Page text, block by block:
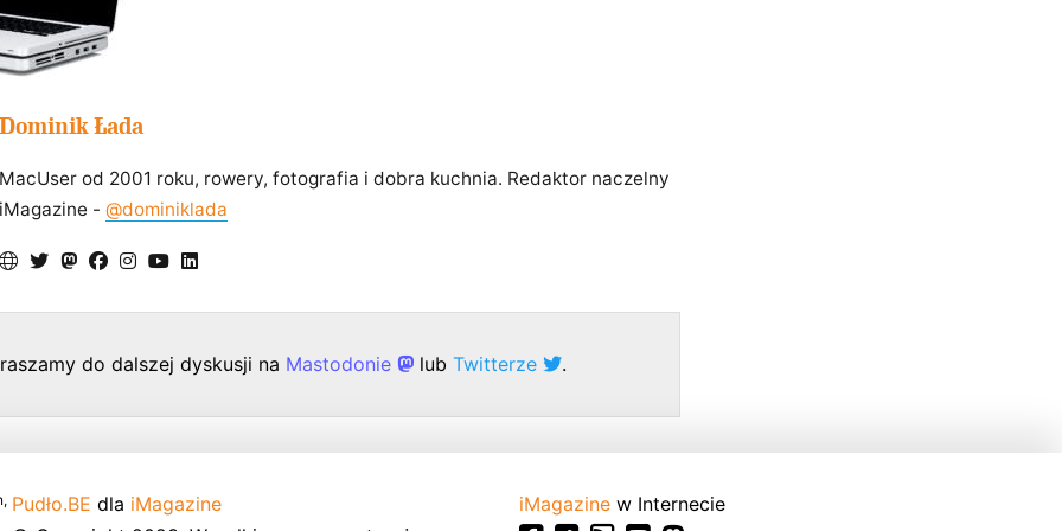
Dominik Łada
MacUser od 2001 roku, rowery, fotografia i dobra kuchnia. Redaktor naczelny
iMagazine - @dominiklada
do dalszej dyskusji na Mastodonie lub Twitterze .
Pudło.BE dla iMagazine
iMagazine w Internecie